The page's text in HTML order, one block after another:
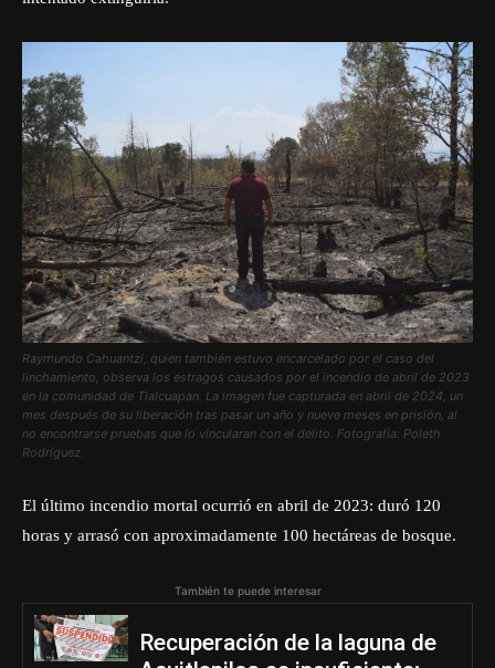
Raymundo Cahuantzi, quien también estuvo encarcelado por el caso del
linchamiento, observa los estragos causados por el incendio de abril de 2023
en la comunidad de Tlalcuapan. La imagen fue capturada en abril de 2024, un
mes después de su liberación tras pasar un año y nueve meses en prisión, al
no encontrarse pruebas que lo vincularan con el delito. Fotografía: Poleth
Rodríguez.
El último incendio mortal ocurrió en abril de 2023: duró 120
horas y arrasó con aproximadamente 100 hectáreas de bosque.
También te puede interesar
Recuperación de la laguna de